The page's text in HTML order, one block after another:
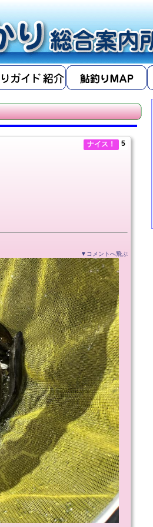
ナイス！ 5
▼コメントへ飛ぶ